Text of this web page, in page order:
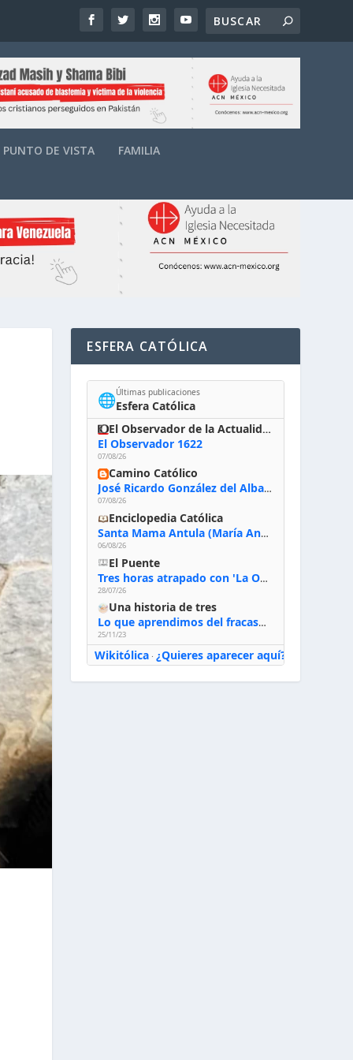
PUNTO DE VISTA FAMILIA
ESFERA CATÓLICA
🌐Últimas publicaciones
Esfera Católica
El Observador de la Actualidad
El Observador 1622
07/08/26
Camino Católico
José Ricardo González del Alba, artista sacro: «Yo oro, hablo con Dios, le pido al Espíritu Santo su inspiración y siempre pinto rezando el rosario para que sea Él quien actúe a través de mis manos»
07/08/26
Enciclopedia Católica
Santa Mama Antula (María Antonia de Paz y Figueroa)
06/08/26
El Puente
Tres horas atrapado con 'La Odisea' de Nolan
28/07/26
Una historia de tres
Lo que aprendimos del fracaso al emprender
25/11/23
Wikitólica· ¿Quieres aparecer aquí?